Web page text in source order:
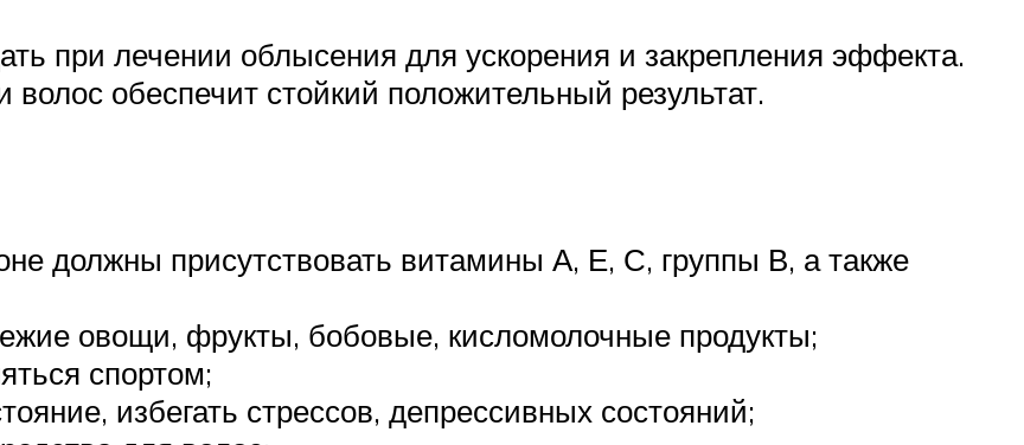
при лечении облысения для ускорения и закрепления эффекта.
обеспечит стойкий положительный результат.
должны присутствовать витамины А, Е, С, группы В, а также
овощи, фрукты, бобовые, кисломолочные продукты;
спортом;
избегать стрессов, депрессивных состояний;